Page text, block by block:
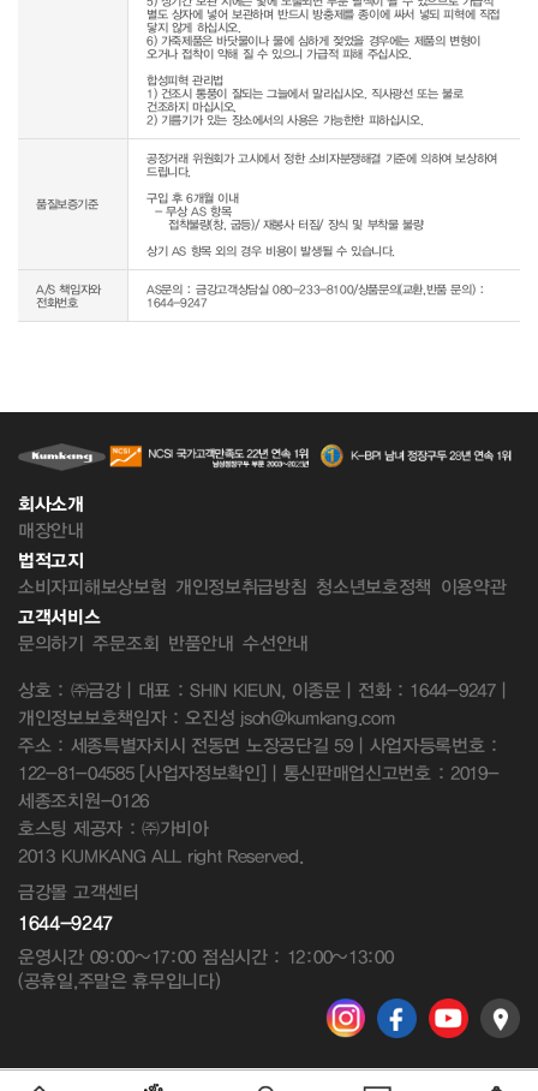
별도 상자에 넣어 보관하며 반드시 방충제를 종이에 싸서 넣되 피혁에 직접
닿지 않게 하십시오.
6) 가죽제품은 바닷물이나 물에 심하게 젖었을 경우에는 제품의 변형이
오거나 접착이 약해 질 수 있으니 가급적 피해 주십시오.
합성피혁 관리법
1) 건조시 통풍이 잘되는 그늘에서 말리십시오. 직사광선 또는 불로
건조하지 마십시오.
품질보증기준
공정거래 위원회가 고시에서 정한 소비자분쟁해결 기준에 의하여 보상하여
드립니다.
구입 후 6개월 이내
  - 무상 AS 항목
상기 AS 항목 외의 경우 비용이 발생될 수 있습니다.
A/S 책임자와
전화번호
AS문의 : 금강고객상담실 080-233-8100/상품문의(교환,반품 문의) :
1644-9247
회사소개
매장안내
법적고지
소비자피해보상보험 개인정보취급방침 청소년보호정책 이용약관
고객서비스
문의하기 주문조회 반품안내 수선안내
상호 : ㈜금강 | 대표 : SHIN KIEUN, 이종문 | 전화 : 1644-9247 |
개인정보보호책임자 : 오진성 jsoh@kumkang.com
주소 : 세종특별자치시 전동면 노장공단길 59 | 사업자등록번호 :
122-81-04585 [사업자정보확인] | 통신판매업신고번호 : 2019-
세종조치원-0126
호스팅 제공자 : ㈜가비아
2013 KUMKANG ALL right Reserved.
금강몰 고객센터
1644-9247
운영시간 09:00~17:00 점심시간 : 12:00~13:00
(공휴일,주말은 휴무입니다)